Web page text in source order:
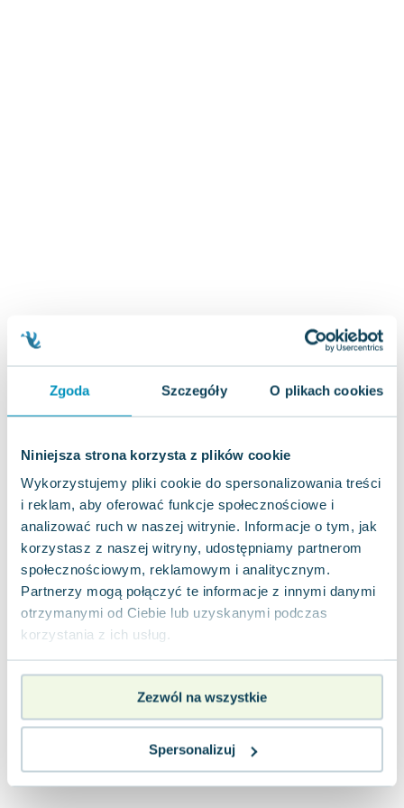
Zgoda Szczegóły O plikach cookies
Niniejsza strona korzysta z plików cookie
Wykorzystujemy pliki cookie do spersonalizowania treści
i reklam, aby oferować funkcje społecznościowe i
analizować ruch w naszej witrynie. Informacje o tym, jak
korzystasz z naszej witryny, udostępniamy partnerom
społecznościowym, reklamowym i analitycznym.
Partnerzy mogą połączyć te informacje z innymi danymi
otrzymanymi od Ciebie lub uzyskanymi podczas
korzystania z ich usług.
Zezwól na wszystkie
Spersonalizuj
Michael Scott
Piotr Semka
Jarosław Iwaszkiewicz
Joseph Murphy
Aleksander Puszkin
Oscar Wilde
Małgorzata Ohme
Maddie Ziegler
Leszek Czarnecki
Joanna Racewicz
Maria Seweryn
Janina Zającówna
Anna Prus (oprac.)
Nela Mała Reporterka
Agnieszka Maciąg
Terry Pratchett